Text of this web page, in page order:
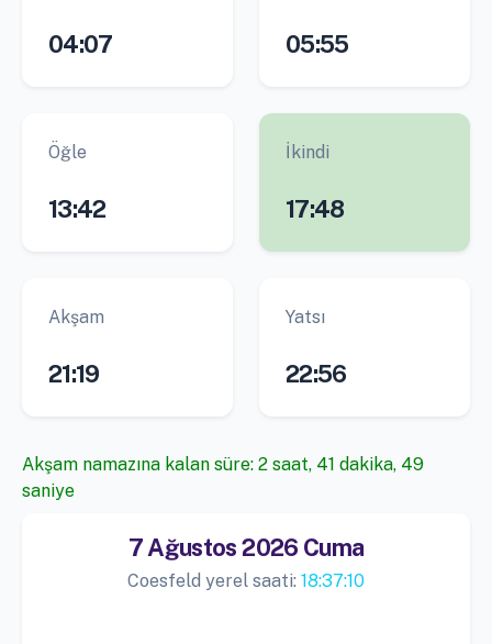
04:07 05:55
Öğle
13:42
İkindi
17:48
Akşam
21:19
Yatsı
22:56
Akşam namazına kalan süre: 2 saat, 41 dakika, 48
saniye
7 Ağustos 2026 Cuma
Coesfeld yerel saati:18:37:11